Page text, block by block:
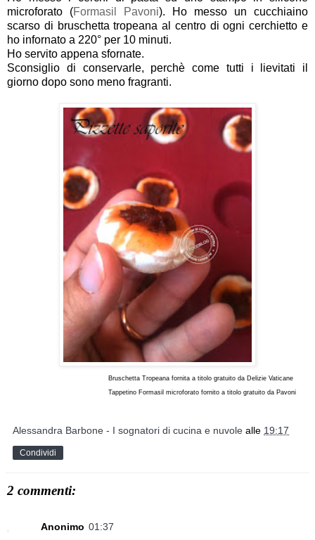
microforato (Formasil Pavoni). Ho messo un cucchiaino
scarso di bruschetta tropeana al centro di ogni cerchietto e
ho infornato a 220° per 10 minuti.
Ho servito appena sfornate.
Sconsiglio di conservarle, perchè come tutti i lievitati il
giorno dopo sono meno fragranti.
Bruschetta Tropeana fornita a titolo gratuito da Delizie Vaticane
Tappetino Formasil microforato fornito a titolo gratuito da Pavoni
Alessandra Barbone - I sognatori di cucina e nuvole alle 19:17
Condividi
2 commenti:
Anonimo 01:37